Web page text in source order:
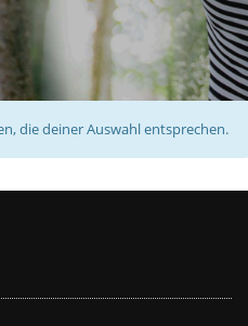
die deiner Auswahl entsprechen.